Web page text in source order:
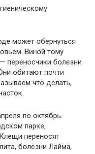
может обернуться
Виной тому
переносчики болезни
обитают почти
что делать,
по октябрь.
парке,
переносят
болезни Лайма,